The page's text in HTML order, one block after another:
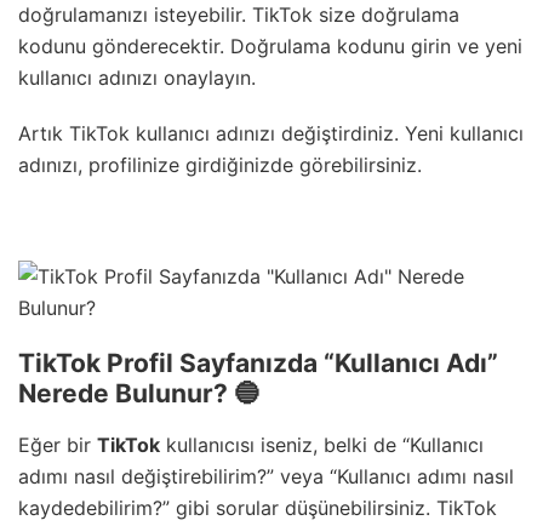
doğrulamanızı isteyebilir. TikTok size doğrulama
kodunu gönderecektir. Doğrulama kodunu girin ve yeni
kullanıcı adınızı onaylayın.
Artık TikTok kullanıcı adınızı değiştirdiniz. Yeni kullanıcı
adınızı, profilinize girdiğinizde görebilirsiniz.
TikTok Profil Sayfanızda “Kullanıcı Adı”
Nerede Bulunur? 🔵
Eğer bir TikTok kullanıcısı iseniz, belki de “Kullanıcı
adımı nasıl değiştirebilirim?” veya “Kullanıcı adımı nasıl
kaydedebilirim?” gibi sorular düşünebilirsiniz. TikTok